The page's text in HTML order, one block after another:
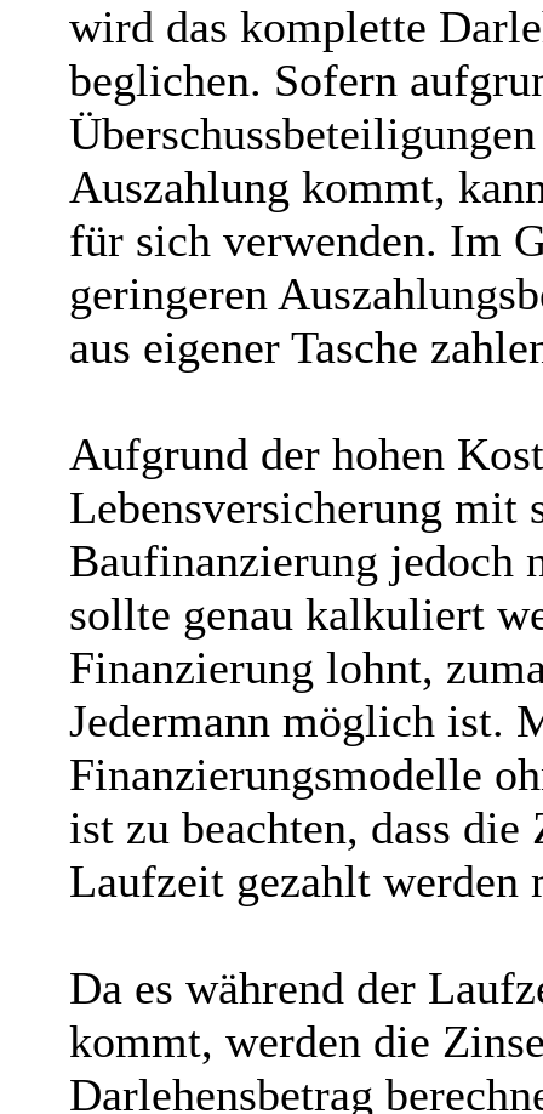
wird das komplette
beglichen. Sofern
Auszahlung kommt,
für sich verwenden. Im
geringeren
aus eigener Tasche
Aufgrund der hohen
Lebensversicherung mit
Baufinanzierung jedoch
sollte genau kalkuliert
Finanzierung lohnt,
Jedermann möglich ist.
Finanzierungsmodelle
ist zu beachten, dass die
Laufzeit gezahlt werden
Da es während der
kommt, werden die
Darlehensbetrag